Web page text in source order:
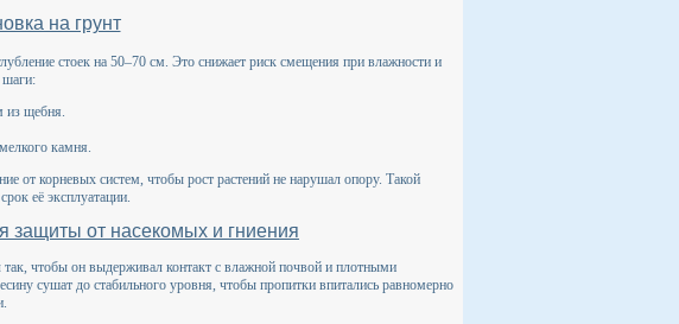
на грунт
стоек на 50–70 см. Это снижает риск смещения при влажности и
шаги:
из щебня.
камня.
от корневых систем, чтобы рост растений не нарушал опору. Такой
её эксплуатации.
защиты от насекомых и гниения
чтобы он выдерживал контакт с влажной почвой и плотными
сушат до стабильного уровня, чтобы пропитки впитались равномерно